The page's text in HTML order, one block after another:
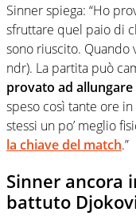
Sinner spiega: “Ho
sfruttare quel paio di
sono riuscito. Quando
ndr). La partita può
provato ad
speso così tante ore
stessi un po’ meglio
la chiave del match.”
Sinner ancora
battuto